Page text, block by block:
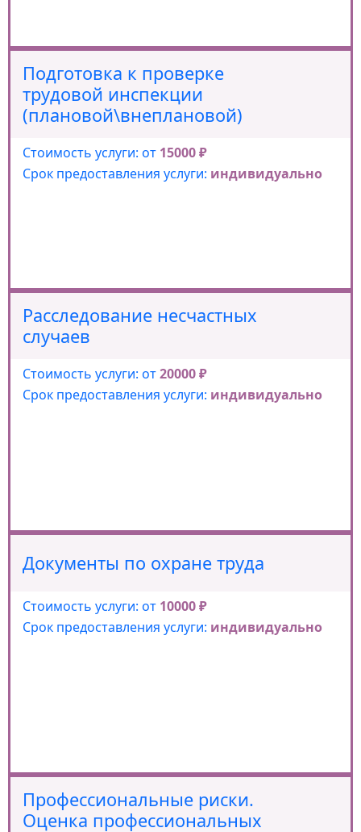
Подготовка к проверке
трудовой инспекции
(плановой\внеплановой)
Стоимость услуги: от 15000 ₽
Срок предоставления услуги: индивидуально
Расследование несчастных
случаев
Стоимость услуги: от20000 ₽
Срок предоставления услуги: индивидуально
Документы по охране труда
Стоимость услуги: от 10000 ₽
Срок предоставления услуги: индивидуально
Профессиональные риски.
Оценка профессиональных